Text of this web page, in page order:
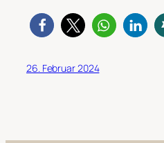
26. Februar 2024